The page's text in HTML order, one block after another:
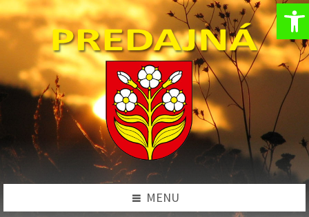
Preskočiť
na
obsah
Preskočiť
na
ľavý
Preskočiť
na
pravý
Preskočiť
na
pätičku
MENU